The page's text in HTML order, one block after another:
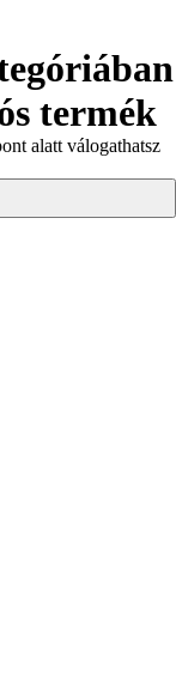
termék
alatt válogathatsz